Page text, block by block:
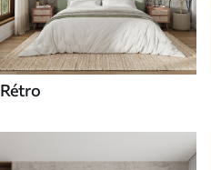
Rétro